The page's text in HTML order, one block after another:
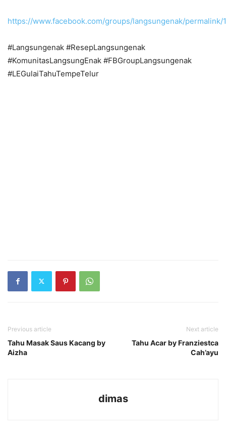
https://www.facebook.com/groups/langsungenak/permalink/
#Langsungenak #ResepLangsungenak
#KomunitasLangsungEnak #FBGroupLangsungenak
#LEGulaiTahuTempeTelur
Previous article
Tahu Masak Saus Kacang by
Aizha
Next article
Tahu Acar by Franziestca
Cah’ayu
dimas